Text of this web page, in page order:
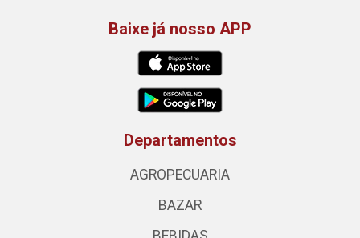
Baixe já nosso APP
Departamentos
AGROPECUARIA
BAZAR